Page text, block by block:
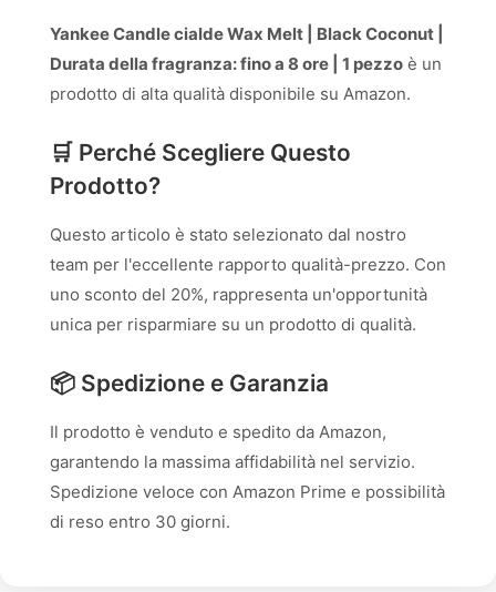
Yankee Candle cialde Wax Melt | Black Coconut |
Durata della fragranza: fino a 8 ore | 1 pezzo è un
prodotto di alta qualità disponibile su Amazon.
🛒 Perché Scegliere Questo
Prodotto?
Questo articolo è stato selezionato dal nostro
team per l'eccellente rapporto qualità-prezzo. Con
uno sconto del 20%, rappresenta un'opportunità
unica per risparmiare su un prodotto di qualità.
📦 Spedizione e Garanzia
Il prodotto è venduto e spedito da Amazon,
garantendo la massima affidabilità nel servizio.
Spedizione veloce con Amazon Prime e possibilità
di reso entro 30 giorni.